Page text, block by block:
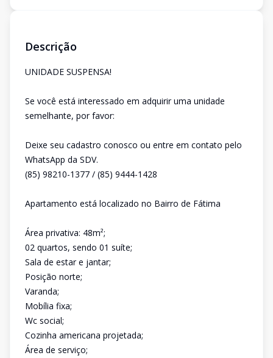
Descrição
UNIDADE SUSPENSA!
Se você está interessado em adquirir uma unidade
semelhante, por favor:
Deixe seu cadastro conosco ou entre em contato pelo
WhatsApp da SDV.
(85) 98210-1377 / (85) 9444-1428
Apartamento está localizado no Bairro de Fátima
Área privativa: 48m²;
02 quartos, sendo 01 suíte;
Sala de estar e jantar;
Posição norte;
Varanda;
Mobília fixa;
Wc social;
Cozinha americana projetada;
Área de serviço;